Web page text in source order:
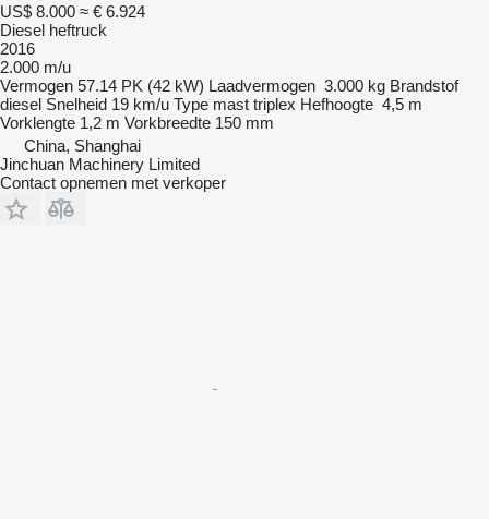
US$ 8.000 ≈ € 6.924
Diesel heftruck
2016
2.000 m/u
Vermogen 57.14 PK (42 kW) Laadvermogen 3.000 kg Brandstof
diesel Snelheid 19 km/u Type mast triplex Hefhoogte 4,5 m
Vorklengte 1,2 m Vorkbreedte 150 mm
China, Shanghai
Jinchuan Machinery Limited
Contact opnemen met verkoper